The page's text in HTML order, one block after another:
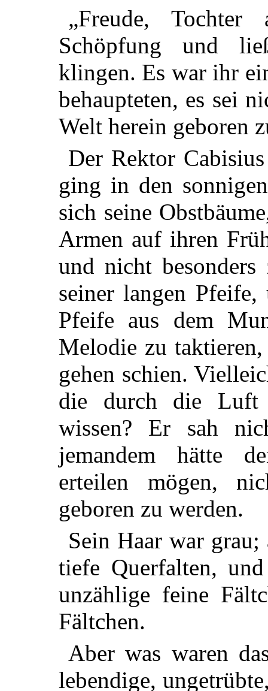
„Freude,
Schöpfung und
klingen. Es war ihr
behaupteten, es sei
Welt herein geboren
Der Rektor
ging in den
sich seine
Armen auf ihren
und nicht
seiner langen
Pfeife aus dem
Melodie zu
gehen schien.
die durch die Luft
wissen? Er sah
jemandem hätte
erteilen mögen,
geboren zu werden.
Sein Haar war
tiefe Querfalten,
unzählige feine
Fältchen.
Aber was waren
lebendige,